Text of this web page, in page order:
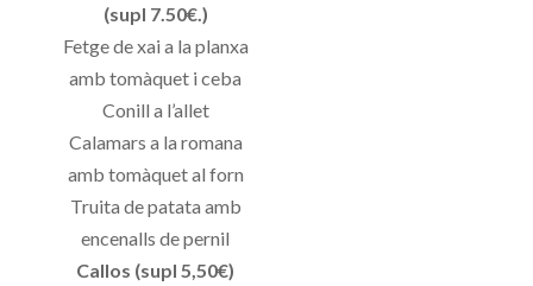
(supl 7.50€.)
Fetge de xai a la planxa
amb tomàquet i ceba
Conill a l’allet
Calamars a la romana
amb tomàquet al forn
Truita de patata amb
encenalls de pernil
Callos (supl 5,50€)